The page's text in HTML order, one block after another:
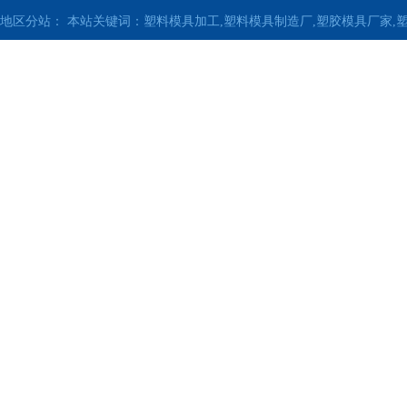
地区分站： 本站关键词：塑料模具加工,塑料模具制造厂,塑胶模具厂家,